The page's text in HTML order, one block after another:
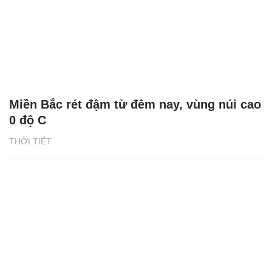
THỜI TIẾT
Miền Bắc rét đậm từ đêm nay, vùng núi cao
0 độ C